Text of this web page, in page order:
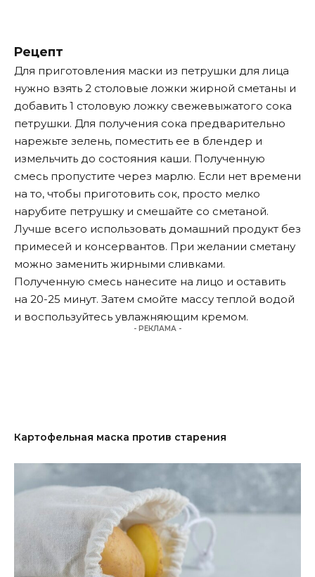
Рецепт
Для приготовления маски из петрушки для лица
нужно взять 2 столовые ложки жирной сметаны и
добавить 1 столовую ложку свежевыжатого сока
петрушки. Для получения сока предварительно
нарежьте зелень, поместить ее в блендер и
измельчить до состояния каши. Полученную
смесь пропустите через марлю. Если нет времени
на то, чтобы приготовить сок, просто мелко
нарубите петрушку и смешайте со сметаной.
Лучше всего использовать домашний продукт без
примесей и консервантов. При желании сметану
можно заменить жирными сливками.
Полученную смесь нанесите на лицо и оставить
на 20-25 минут. Затем смойте массу теплой водой
и воспользуйтесь увлажняющим кремом.
- РЕКЛАМА -
Картофельная маска против старения